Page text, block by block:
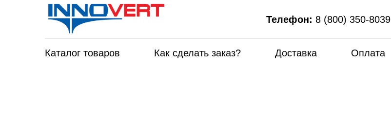
Телефон: 8 (800) 350-8039
Каталог товаров Как сделать заказ? Доставка Оплата